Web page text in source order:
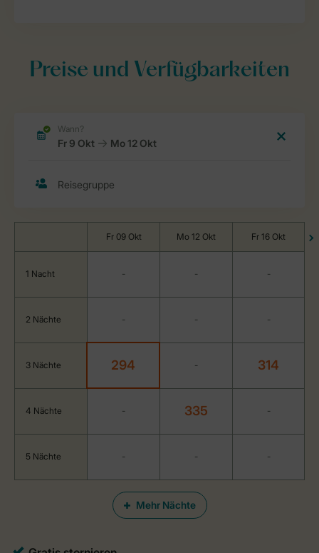
Preise und Verfügbarkeiten
Mehr Nächte
Fr 09 Okt Mo 12 Okt Fr 16 Okt
1 Nacht - - -
2 Nächte - - -
3 Nächte 294 - 314
4 Nächte - 335 -
5 Nächte - - -